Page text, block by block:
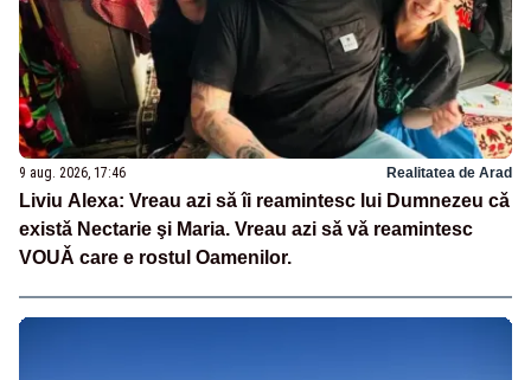
9 aug. 2026, 17:46 Realitatea de Arad
Liviu Alexa: Vreau azi sǎ îi reamintesc lui Dumnezeu cǎ
existǎ Nectarie şi Maria. Vreau azi sǎ vǎ reamintesc
VOUǍ care e rostul Oamenilor.